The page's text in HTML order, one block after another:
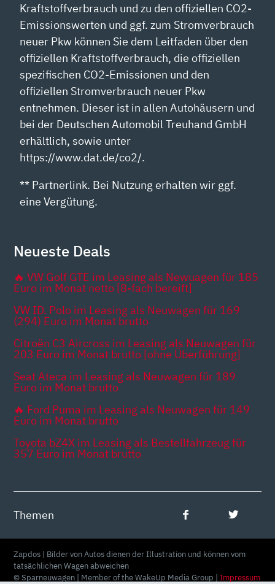
Kraftstoffverbrauch und zu den offiziellen CO2-
Emissionswerten und ggf. zum Stromverbrauch
neuer Pkw können Sie dem Leitfaden über den
offiziellen Kraftstoffverbrauch, die offiziellen
spezifischen CO2-Emissionen und den
offiziellen Stromverbrauch neuer Pkw
entnehmen. Dieser ist in allen Autohäusern und
bei der Deutschen Automobil Treuhand GmbH
erhältlich, sowie unter
https://www.dat.de/co2/.
** Partnerlink. Bei Nutzung erhalten wir ggf.
eine Vergütung.
Neueste Deals
🔥 VW Golf GTE im Leasing als Newuagen für 185
Euro im Monat netto [8-fach bereift]
VW ID. Polo im Leasing als Neuwagen für 169
(294) Euro im Monat brutto
Citroën C3 Aircross im Leasing als Neuwagen für
203 Euro im Monat brutto [ohne Überführung]
Seat Ateca im Leasing als Neuwagen für 189
Euro im Monat brutto
🔥 Ford Puma im Leasing als Neuwagen für 149
Euro im Monat brutto
Toyota bZ4X im Leasing als Bestellfahrzeug für
357 Euro im Monat brutto
Themen
Zapdos | Bilder von Autos dienen der Illustration und können vom
tatsächlichen Wagen abweichen
© Sparneuwagen | Member of the WakeUp Media Group |Impressum